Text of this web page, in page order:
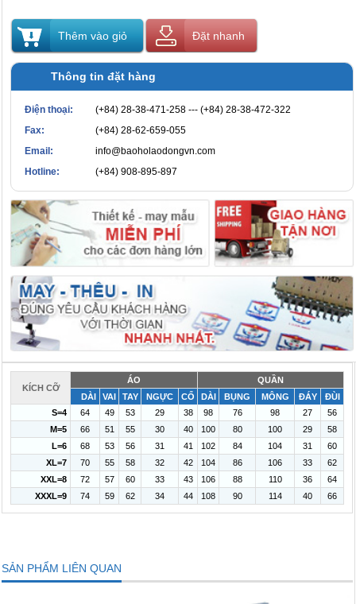
Thêm vào giỏ Đặt nhanh
Thông tin đặt hàng
Điện thoại:
(+84) 28-38-471-258 --- (+84) 28-38-472-322
Fax:
(+84) 28-62-659-055
Email:
info@baoholaodongvn.com
Hotline:
(+84) 908-895-897
KÍCH CỠ
ÁO
QUẦN
DÀI
VAI TAY NGỰC CỔ DÀI BỤNG MÔNG ĐÁY
ĐÙI
S=4
64 49 53 29 38 98 76 98 27
56
M=5
66 51 55 30 40 100 80 100 29
58
L=6
68 53 56 31 41 102 84 104 31
60
XL=7
70 55 58 32 42 104 86 106 33
62
XXL=8
72 57 60 33 43 106 88 110 36
64
XXXL=9
74 59 62 34 44 108 90 114 40 66
SẢN PHẨM LIÊN QUAN